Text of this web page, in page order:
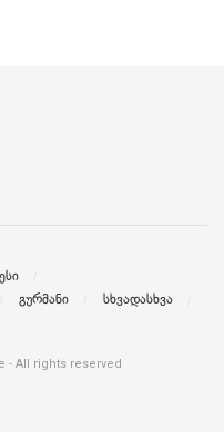
გურმანი
სხვადასხვა
- All rights reserved